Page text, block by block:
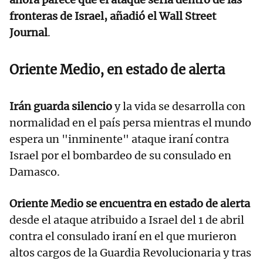
fronteras de Israel, añadió el Wall Street
Journal.
Oriente Medio, en estado de alerta
Irán guarda silencioy la vida se desarrolla con
normalidad en el país persa mientras el mundo
espera un "inminente" ataque iraní contra
Israel por el bombardeo de su consulado en
Damasco.
Oriente Medio se encuentra en estado de alerta
desde el ataque atribuido a Israel del 1 de abril
contra el consulado iraní en el que murieron
altos cargos de la Guardia Revolucionaria y tras